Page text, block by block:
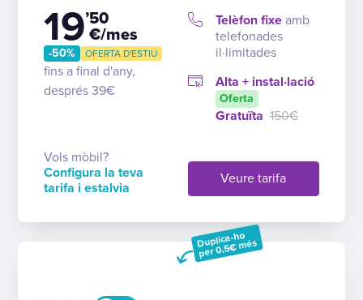
19’50
€/mes
-50% OFERTA D'ESTIU
fins a final d'any,
després 39€
Veure tarifa
Telèfon fixe amb
telefonades
il·limitades
Alta + instal·lació
Oferta
Gratuïta 150€
Vols mòbil?
Configura la teva
tarifa i estalvia
Duplica-ho
per 0,5€ més